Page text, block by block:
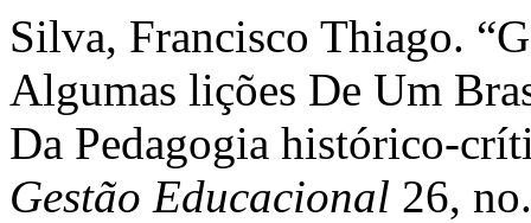
Silva, Francisco Thiago.
Algumas lições De Um
Da Pedagogia histórico-
Gestão Educacional 26,